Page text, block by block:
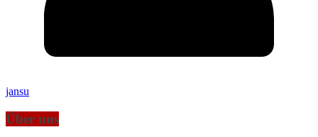
jansu
Über uns